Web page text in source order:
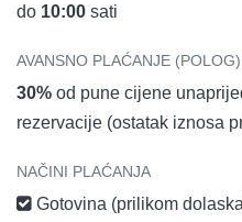
do 10:00 sati
AVANSNO PLAĆANJE (POLOG)
30% od pune cijene
rezervacije (ostatak iznosa
NAČINI PLAĆANJA
Gotovina (prilikom